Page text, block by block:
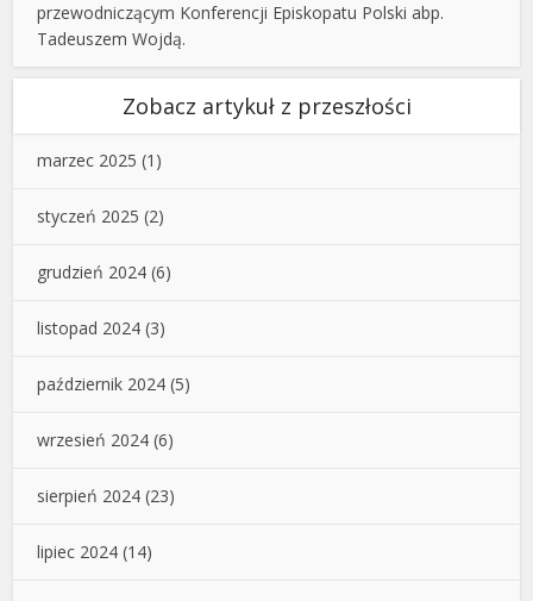
przewodniczącym Konferencji Episkopatu Polski abp.
Tadeuszem Wojdą.
Zobacz artykuł z przeszłości
marzec 2025 (1)
styczeń 2025 (2)
grudzień 2024 (6)
listopad 2024 (3)
październik 2024 (5)
wrzesień 2024 (6)
sierpień 2024 (23)
lipiec 2024 (14)